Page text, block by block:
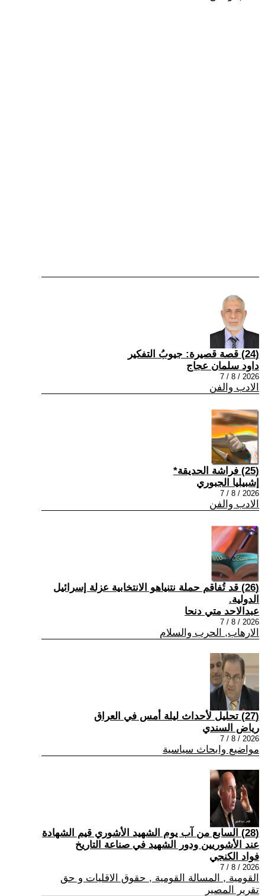
(24) قصة قصيرة: جيوبُ التفكير
داود سلمان عجاج
2026 / 8 / 7
الادب والفن
(25) فراشة الحديقة*
إشبيليا الجبوري
2026 / 8 / 7
الادب والفن
(26) قد تُفاقم حملة نتنياهو الانتخابية عزلة إسرائيل
الدولية.
عبدالاحد متي دنحا
2026 / 8 / 7
الارهاب, الحرب والسلام
(27) تحليل لأحداث ليلة أمس في العراق
رياض السندي
2026 / 8 / 7
مواضيع وابحاث سياسية
(28) السابع من آب يوم الشهيد الأشوري قيم الشهادة
عند الأشوريين ودور الشهيد في صناعة التاريخ
فواد الكنجي
2026 / 8 / 7
القومية , المسالة القومية , حقوق الاقليات و حق
تقرير المصير